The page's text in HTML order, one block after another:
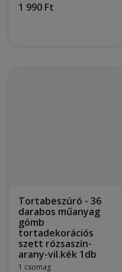
1 990 Ft
Tortabeszúró - 36
darabos műanyag
gömb
tortadekorációs
szett rózsaszín-
arany-vil.kék 1db
1 csomag